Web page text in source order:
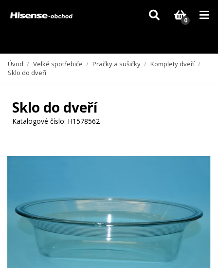
Vzhledem k aktuální situaci se může dodání dílů, které nejsou skladem,
zpozdit. Děkujeme za pochopení.
0
Úvod / Velké spotřebiče / Pračky a sušičky / Komplety dveří /
Sklo do dveří
Sklo do dveří
Katalogové číslo: H1578562